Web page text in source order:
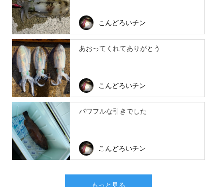
こんどろいチン
あおってくれてありがとう
こんどろいチン
パワフルな引きでした
こんどろいチン
もっと見る